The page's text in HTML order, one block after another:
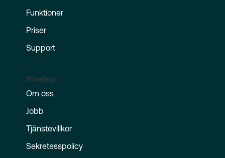
Funktioner
Priser
Support
Företag
Om oss
Jobb
Tjänstevillkor
Sekretesspolicy